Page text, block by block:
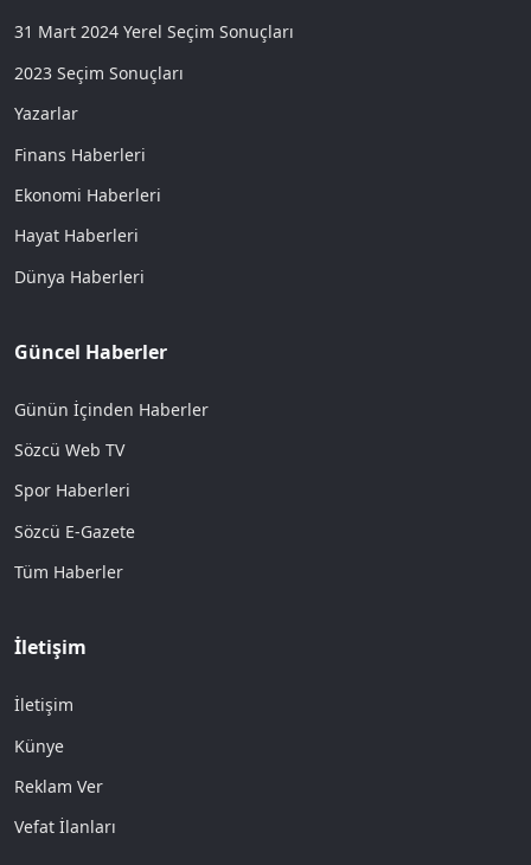
31 Mart 2024 Yerel Seçim Sonuçları
2023 Seçim Sonuçları
Yazarlar
Finans Haberleri
Ekonomi Haberleri
Hayat Haberleri
Dünya Haberleri
Güncel Haberler
Günün İçinden Haberler
Sözcü Web TV
Spor Haberleri
Sözcü E-Gazete
Tüm Haberler
İletişim
İletişim
Künye
Reklam Ver
Vefat İlanları